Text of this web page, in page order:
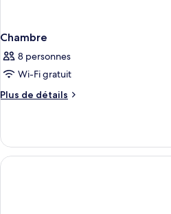
Chambre
8 personnes
Wi-Fi gratuit
Plus de détails
Plus
Chambre